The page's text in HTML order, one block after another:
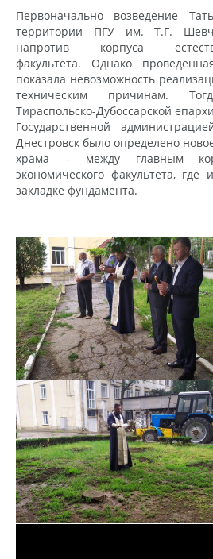
Первоначально возведение
территории ПГУ им. Т.Г.
напротив корпуса
факультета. Однако
показала невозможность
техническим причинам.
Тираспольско-Дубоссарской
Государственной
Днестровск было определено
храма – между главным
экономического факультета,
закладке фундамента. ⠀